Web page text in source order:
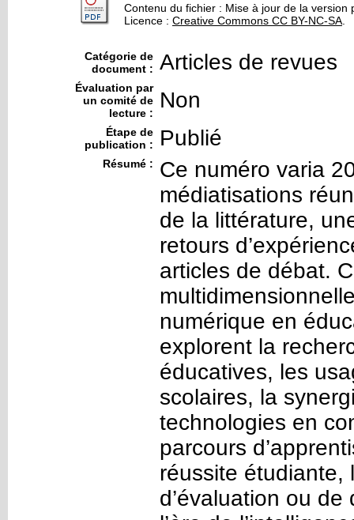
Contenu du fichier : Mise à jour de la version
Licence : Creative Commons CC BY-NC-SA
Catégorie de
document : Articles de revues
Évaluation par
un comité de
lecture :
Non
Étape de
publication :
Publié
Résumé :
Ce numéro varia
médiatisations
de la littérature,
retours
articles de débat.
numérique en
explorent la
éducatives, les
scolaires, la
technologies en
parcours
réussite étudiante,
d’évaluation ou